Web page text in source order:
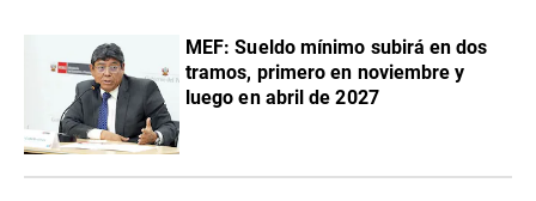
MEF: Sueldo mínimo subirá en dos
tramos, primero en noviembre y
luego en abril de 2027